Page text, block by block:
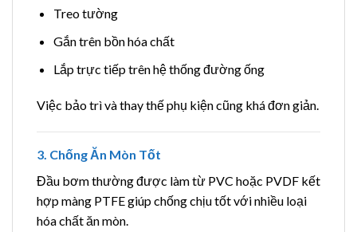
Treo tường
Gắn trên bồn hóa chất
Lắp trực tiếp trên hệ thống đường ống
Việc bảo trì và thay thế phụ kiện cũng khá đơn giản.
3. Chống Ăn Mòn Tốt
Đầu bơm thường được làm từ PVC hoặc PVDF kết
hợp màng PTFE giúp chống chịu tốt với nhiều loại
hóa chất ăn mòn.